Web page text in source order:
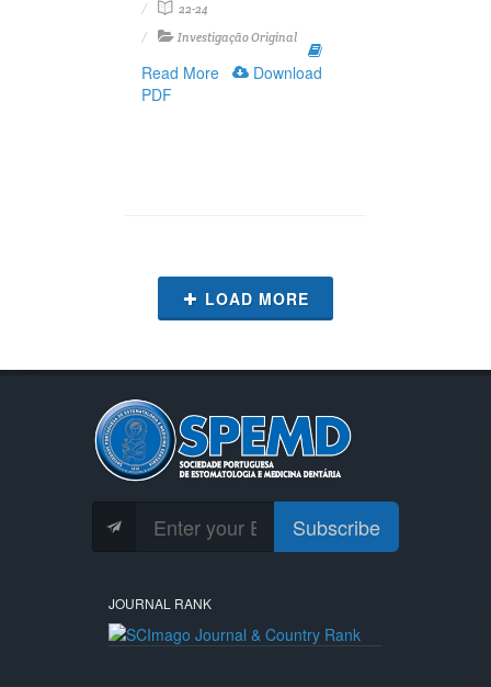
22-24
Investigação Original
Read More
Download
PDF
LOAD MORE
Subscribe
JOURNAL RANK